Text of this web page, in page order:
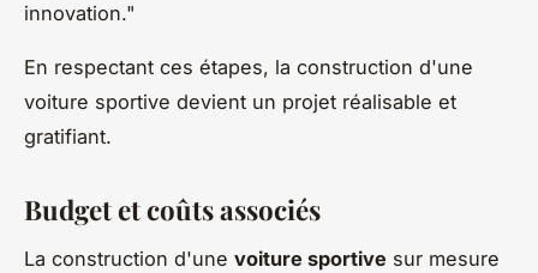
innovation."
En respectant ces étapes, la construction d'une
voiture sportive devient un projet réalisable et
gratifiant.
Budget et coûts associés
La construction d'une voiture sportive sur mesure